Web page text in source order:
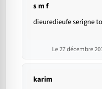
s m f
dieuredieufe serigne
Le 27 décembre
karim